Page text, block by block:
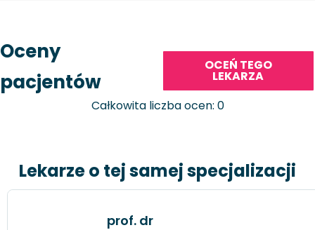
Oceny
pacjentów
OCEŃ TEGO
LEKARZA
Całkowita liczba ocen: 0
Lekarze o tej samej specjalizacji
prof. dr